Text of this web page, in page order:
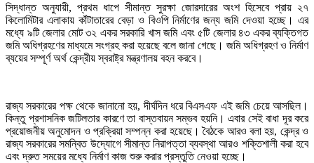
সিদ্ধান্ত অনুযায়ী, প্রথম ধাপে সীমান্ত সুরক্ষা জোরদারের অংশ হিসেবে প্রায় ২৭
কিলোমিটার এলাকায় কাঁটাতারের বেড়া ও বিওপি নির্মাণের জন্য জমি দেওয়া হচ্ছে। এর
মধ্যে ৯টি জেলার মোট ৩২ একর সরকারি খাস জমি এবং ৫টি জেলার ৪৩ একর ব্যক্তিগত
জমি অধিগ্রহণের মাধ্যমে সংগ্রহ করা হয়েছে বলে জানা গেছে। জমি অধিগ্রহণ ও নির্মাণ
ব্যয়ের সম্পূর্ণ অর্থ কেন্দ্রীয় স্বরাষ্ট্র মন্ত্রণালয় বহন করবে।
রাজ্য সরকারের পক্ষ থেকে জানানো হয়, দীর্ঘদিন ধরে বিএসএফ এই জমি চেয়ে আসছিল।
কিন্তু প্রশাসনিক জটিলতার কারণে তা বাস্তবায়ন সম্ভব হয়নি। এবার সেই বাধা দূর করে
প্রয়োজনীয় অনুমোদন ও প্রক্রিয়া সম্পন্ন করা হয়েছে। বৈঠকে আরও বলা হয়, কেন্দ্র ও
রাজ্য সরকারের সমন্বিত উদ্যোগে সীমান্ত নিরাপত্তা ব্যবস্থা আরও শক্তিশালী করা হবে
এবং দ্রুত সময়ের মধ্যে নির্মাণ কাজ শুরু করার প্রস্তুতি নেওয়া হচ্ছে।